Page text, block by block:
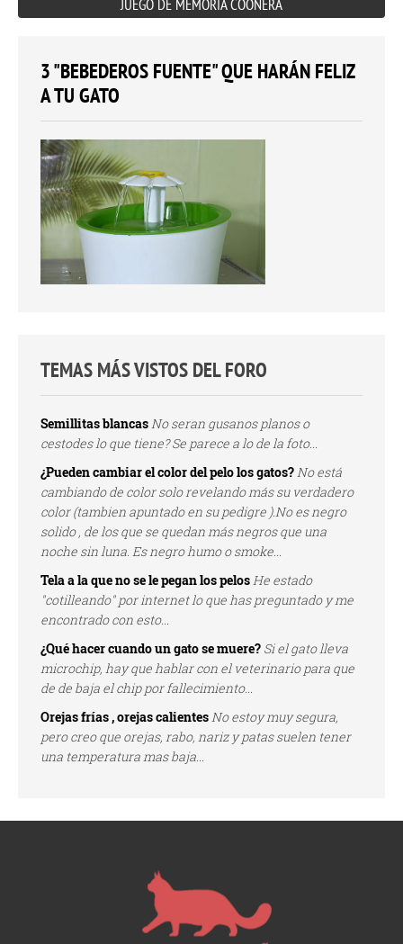
JUEGO DE MEMORIA COONERA
3 "BEBEDEROS FUENTE" QUE HARÁN FELIZ
A TU GATO
TEMAS MÁS VISTOS DEL FORO
Semillitas blancasNo seran gusanos planos o
cestodes lo que tiene? Se parece a lo de la foto...
¿Pueden cambiar el color del pelo los gatos?No está
cambiando de color solo revelando más su verdadero
color (tambien apuntado en su pedigre ).No es negro
solido , de los que se quedan más negros que una
noche sin luna. Es negro humo o smoke...
Tela a la que no se le pegan los pelosHe estado
"cotilleando" por internet lo que has preguntado y me
encontrado con esto...
¿Qué hacer cuando un gato se muere? Si el gato lleva
microchip, hay que hablar con el veterinario para que
de de baja el chip por fallecimiento...
Orejas frías , orejas calientesNo estoy muy segura,
pero creo que orejas, rabo, nariz y patas suelen tener
una temperatura mas baja...